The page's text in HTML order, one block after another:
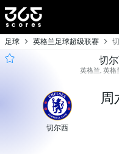
足球 英格兰足球超级联赛
切
英格兰, 英格
切尔西
周